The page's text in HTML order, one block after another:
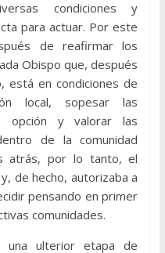
condiciones y
para actuar. Por este
de reafirmar los
Obispo que, después
está en condiciones de
local, sopesar las
opción y valorar las
de la comunidad
atrás, por lo tanto, el
de hecho, autorizaba a
pensando en primer
comunidades.
una ulterior etapa de